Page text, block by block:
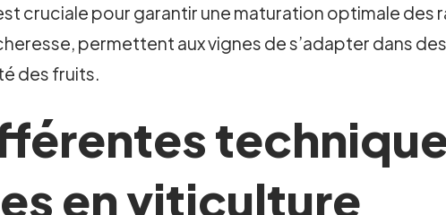
cruciale pour garantir une maturation optimale
permettent aux vignes de s’adapter dans
des fruits.
en viticulture